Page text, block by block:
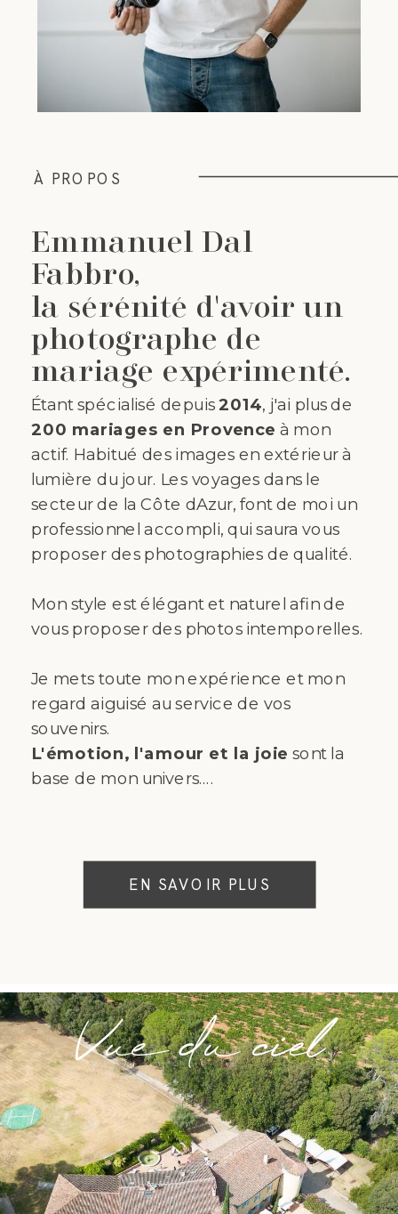
EN SAVOIR PLUS
Étant spécialisé depuis2014, j'ai plus de
200 mariages en Provence à mon
actif. Habitué des images en extérieur à
lumière du jour. Les voyages dans le
secteur de la Côte dAzur, font de moi un
professionnel accompli, qui saura vous
proposer des photographies de qualité.
Mon style est élégant et naturel afin de
vous proposer des photos intemporelles.
Je mets toute mon expérience et mon
regard aiguisé au service de vos
souvenirs.
L'émotion, l'amour et la joie sont la
base de mon univers....
Emmanuel Dal
Fabbro,
la sérénité d'avoir un
photographe de
mariage expérimenté.
À PROPOS
Vue du ciel